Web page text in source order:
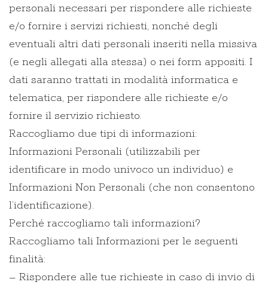
personali necessari per rispondere alle richieste
e/o fornire i servizi richiesti, nonché degli
eventuali altri dati personali inseriti nella missiva
(e negli allegati alla stessa) o nei form appositi. I
dati saranno trattati in modalità informatica e
telematica, per rispondere alle richieste e/o
fornire il servizio richiesto.
Raccogliamo due tipi di informazioni:
Informazioni Personali (utilizzabili per
identificare in modo univoco un individuo) e
Informazioni Non Personali (che non consentono
l’identificazione).
Perché raccogliamo tali informazioni?
Raccogliamo tali Informazioni per le seguenti
finalità:
– Rispondere alle tue richieste in caso di invio di